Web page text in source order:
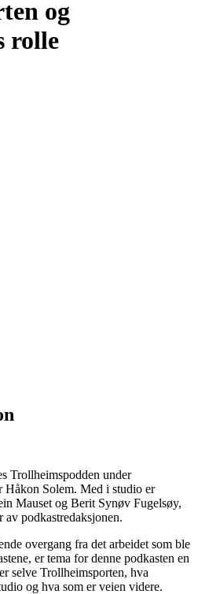
og
rolle
Trollheimspodden under
Håkon Solem. Med i studio er
Mauset og Berit Synøv Fugelsøy,
podkastredaksjonen.
overgang fra det arbeidet som ble
er tema for denne podkasten en
selve Trollheimsporten, hva
og hva som er veien videre.